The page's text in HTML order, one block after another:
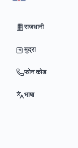
राजधानी
मुद्रा
फोन कोड
भाषा